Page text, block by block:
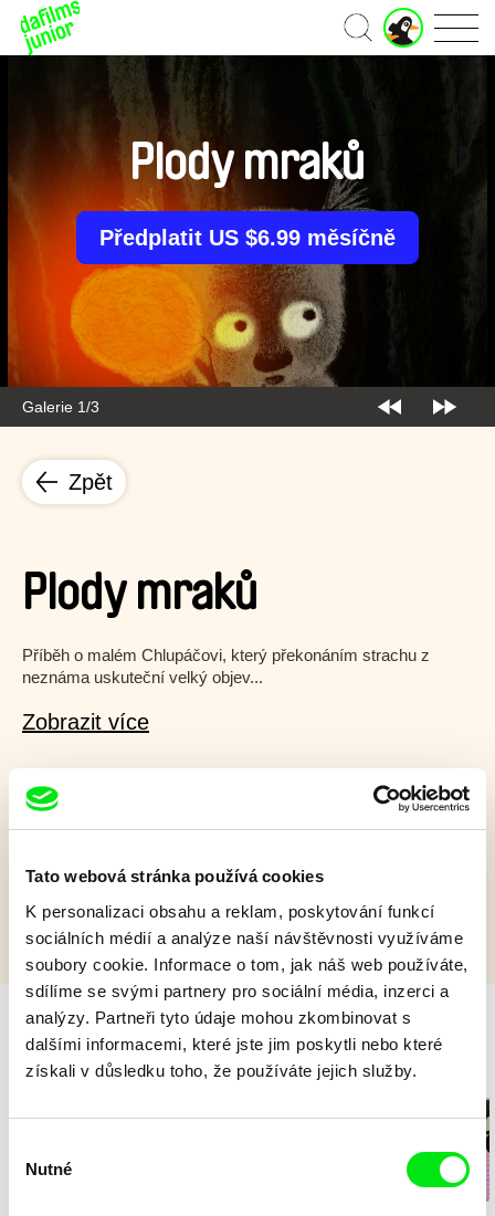
Tato webová stránka používá cookies
K personalizaci obsahu a reklam, poskytování funkcí
sociálních médií a analýze naší návštěvnosti využíváme
soubory cookie. Informace o tom, jak náš web používáte,
sdílíme se svými partnery pro sociální média, inzerci a
analýzy. Partneři tyto údaje mohou zkombinovat s
dalšími informacemi, které jste jim poskytli nebo které
získali v důsledku toho, že používáte jejich služby.
souhlasu
Nutné
Domů
J
u
Galerie 1/3
Plody mraků
Předplatit US $6.99 měsíčně
Zpět
Plody mraků
Příběh o malém Chlupáčovi, který překonáním strachu z
neznáma uskuteční velký objev...
Zobrazit více
Film bohužel není dostupný :(
dispozici.
Milý tati - speciál